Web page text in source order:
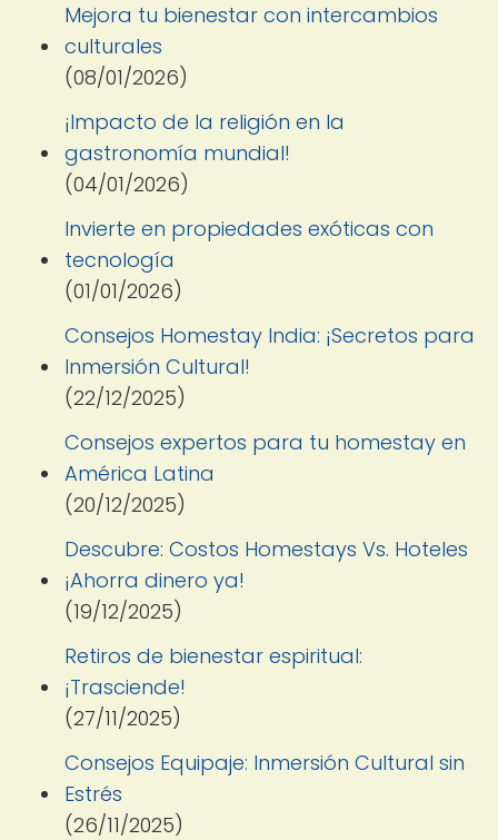
Mejora tu bienestar con intercambios
culturales
(08/01/2026)
¡Impacto de la religión en la
gastronomía mundial!
(04/01/2026)
Invierte en propiedades exóticas con
tecnología
(01/01/2026)
Consejos Homestay India: ¡Secretos para
Inmersión Cultural!
(22/12/2025)
Consejos expertos para tu homestay en
América Latina
(20/12/2025)
Descubre: Costos Homestays Vs. Hoteles
¡Ahorra dinero ya!
(19/12/2025)
Retiros de bienestar espiritual:
¡Trasciende!
(27/11/2025)
Consejos Equipaje: Inmersión Cultural sin
Estrés
(26/11/2025)